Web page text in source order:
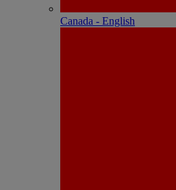
Canada - English